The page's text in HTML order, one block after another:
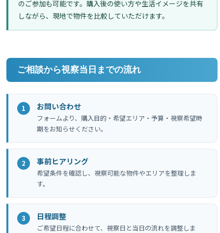
のご参加も可能です。購入後の使い方や生活イメージを共有
しながら、現地で物件を比較していただけます。
ご相談から視察当日までの流れ
お問い合わせ
フォームより、購入目的・希望エリア・予算・視察希望時
期をお知らせください。
事前ヒアリング
希望条件を確認し、視察可能な物件やエリアを整理しま
す。
日程調整
ご希望日程に合わせて、視察日と当日の流れを調整しま